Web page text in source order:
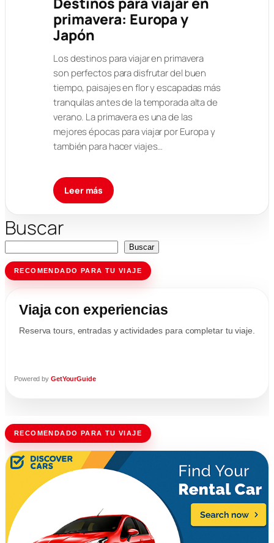
primavera: Europa y
Japón
Los destinos para viajar en primavera
son perfectos para disfrutar del buen
tiempo, paisajes en flor y escapadas más
tranquilas antes de la temporada alta de
verano. La primavera es una de las
mejores épocas para viajar por Europa y
también para hacer viajes…
Leer más
Buscar
Buscar
RECOMENDADO PARA TU VIAJE
Viaja con experiencias
Reserva tours, entradas y actividades para completar tu viaje.
Powered by GetYourGuide
RECOMENDADO PARA TU VIAJE